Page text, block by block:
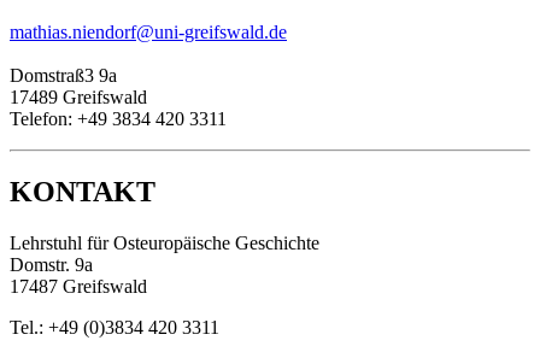
mathias.niendorf@uni-greifswald.de
Domstraß3 9a
17489 Greifswald
Telefon: +49 3834 420 3311
KONTAKT
Lehrstuhl für Osteuropäische Geschichte
Domstr. 9a
17487 Greifswald
Tel.: +49 (0)3834 420 3311